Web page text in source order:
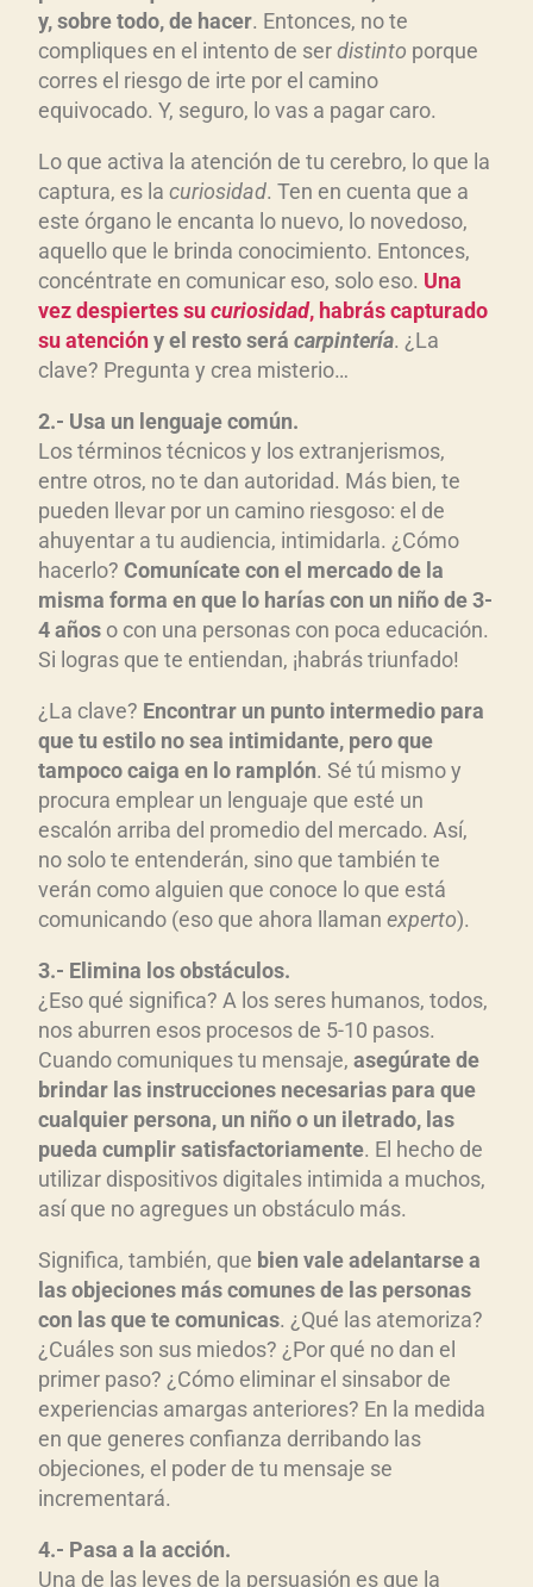
y, sobre todo, de hacer. Entonces, no te
compliques en el intento de serdistinto porque
corres el riesgo de irte por el camino
equivocado. Y, seguro, lo vas a pagar caro.
Lo que activa la atención de tu cerebro, lo que la
captura, es la curiosidad. Ten en cuenta que a
este órgano le encanta lo nuevo, lo novedoso,
aquello que le brinda conocimiento. Entonces,
concéntrate en comunicar eso, solo eso. Una
vez despiertes sucuriosidad, habrás capturado
su atencióny el resto será carpintería. ¿La
clave? Pregunta y crea misterio…
2.- Usa un lenguaje común.
Los términos técnicos y los extranjerismos,
entre otros, no te dan autoridad. Más bien, te
pueden llevar por un camino riesgoso: el de
ahuyentar a tu audiencia, intimidarla. ¿Cómo
hacerlo? Comunícate con el mercado de la
misma forma en que lo harías con un niño de 3-
4 años o con una personas con poca educación.
Si logras que te entiendan, ¡habrás triunfado!
¿La clave? Encontrar un punto intermedio para
que tu estilo no sea intimidante, pero que
tampoco caiga en lo ramplón. Sé tú mismo y
procura emplear un lenguaje que esté un
escalón arriba del promedio del mercado. Así,
no solo te entenderán, sino que también te
verán como alguien que conoce lo que está
comunicando (eso que ahora llaman experto).
3.- Elimina los obstáculos.
¿Eso qué significa? A los seres humanos, todos,
nos aburren esos procesos de 5-10 pasos.
Cuando comuniques tu mensaje, asegúrate de
brindar las instrucciones necesarias para que
cualquier persona, un niño o un iletrado, las
pueda cumplir satisfactoriamente. El hecho de
utilizar dispositivos digitales intimida a muchos,
así que no agregues un obstáculo más.
Significa, también, que bien vale adelantarse a
las objeciones más comunes de las personas
con las que te comunicas. ¿Qué las atemoriza?
¿Cuáles son sus miedos? ¿Por qué no dan el
primer paso? ¿Cómo eliminar el sinsabor de
experiencias amargas anteriores? En la medida
en que generes confianza derribando las
objeciones, el poder de tu mensaje se
incrementará.
4.- Pasa a la acción.
Una de las leyes de la persuasión es que la